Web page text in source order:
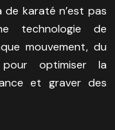
de karaté n’est pas
technologie de
mouvement, du
optimiser la
et graver des